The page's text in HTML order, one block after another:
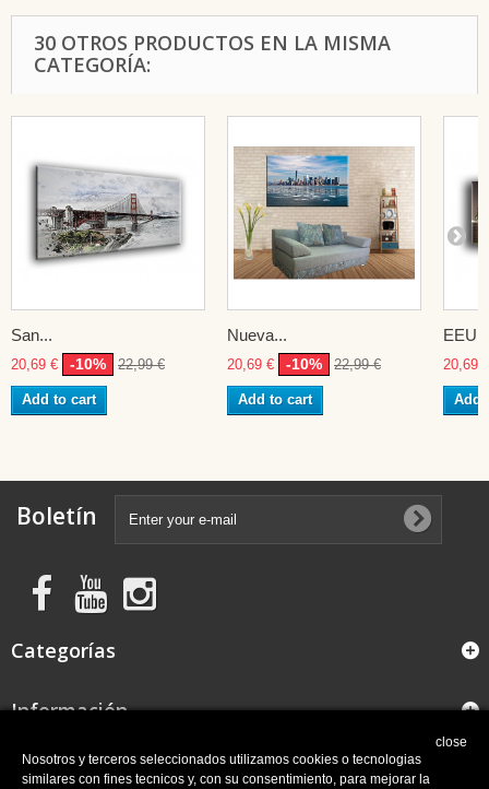
30 OTROS PRODUCTOS EN LA MISMA
CATEGORÍA:
San...
20,69 € -10% 22,99 €
Add to cart
Nueva...
20,69 € -10% 22,99 €
Add to cart
20,69 €
Add
Boletín
Categorías
Información
close
Nosotros y terceros seleccionados utilizamos cookies o tecnologias
similares con fines tecnicos y, con su consentimiento, para mejorar la